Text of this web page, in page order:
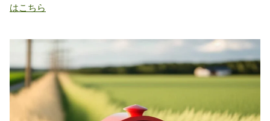
はこちら